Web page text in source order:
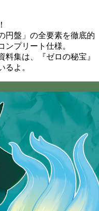
円盤」の全要素を徹底的
ンプリート仕様。
集は、『ゼロの秘宝』
るよ。